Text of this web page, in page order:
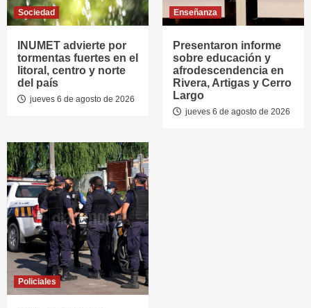
Sociedad
INUMET advierte por
tormentas fuertes en el
litoral, centro y norte
del país
jueves 6 de agosto de 2026
Enseñanza
Presentaron informe
sobre educación y
afrodescendencia en
Rivera, Artigas y Cerro
Largo
jueves 6 de agosto de 2026
Policiales